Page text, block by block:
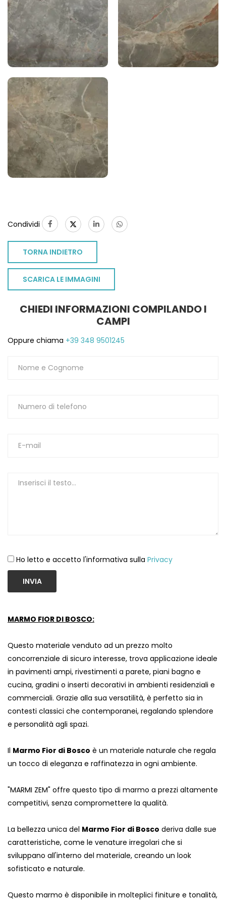
Condividi
TORNA INDIETRO
SCARICA LE IMMAGINI
CHIEDI INFORMAZIONI COMPILANDO I
CAMPI
Oppure chiama +39 348 9501245
Ho letto e accetto l'informativa sulla Privacy
INVIA
MARMO FIOR DI BOSCO:
Questo materiale venduto ad un prezzo molto
concorrenziale di sicuro interesse, trova applicazione ideale
in pavimenti ampi, rivestimenti a parete, piani bagno e
cucina, gradini o inserti decorativi in ambienti residenziali e
commerciali. Grazie alla sua versatilità, è perfetto sia in
contesti classici che contemporanei, regalando splendore
e personalità agli spazi.
Il Marmo Fior di Bosco è un materiale naturale che regala
un tocco di eleganza e raffinatezza in ogni ambiente.
"MARMI ZEM" offre questo tipo di marmo a prezzi altamente
competitivi, senza compromettere la qualità.
La bellezza unica del Marmo Fior di Bosco deriva dalle sue
caratteristiche, come le venature irregolari che si
sviluppano all'interno del materiale, creando un look
sofisticato e naturale.
Questo marmo è disponibile in molteplici finiture e tonalità,